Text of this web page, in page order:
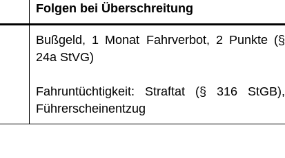
Folgen bei Überschreitung
Bußgeld, 1 Monat Fahrverbot, 2 Punkte (§
24a StVG)
Fahruntüchtigkeit: Straftat (§ 316 StGB),
Führerscheinentzug